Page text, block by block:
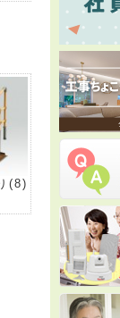
(8)